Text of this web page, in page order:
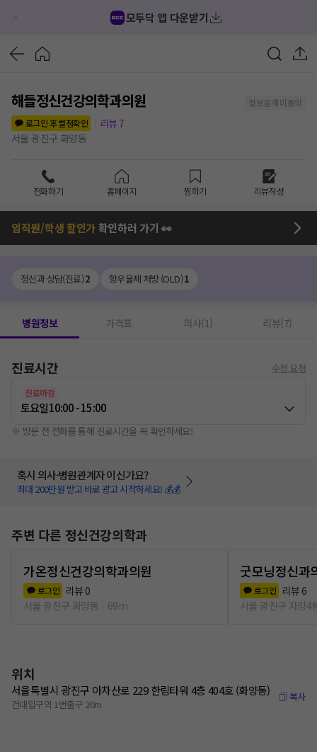
모두닥 앱 다운받기
해들정신건강의학과의원
정보공개 미동의
로그인 후 별점확인
리뷰 7
서울 광진구 화양동
전화하기 홈페이지 찜하기 리뷰작성
임직원/학생 할인가확인하러 가기 👀
정신과 상담(진료)2 항우울제 처방 (OLD)1
병원정보 가격표 의사(1) 리뷰(7)
진료시간 수정 요청
진료마감
토요일10:00 - 15:00
※ 방문 전 전화를 통해 진료시간을 꼭 확인하세요!
혹시 의사·병원관계자 이신가요?
최대 200만원 받고 바로 광고 시작하세요! 💰💰
주변 다른 정신건강의학과
가온정신건강의학과의원
로그인 리뷰 0
서울 광진구 화양동
69m
굿모닝정신과
로그인 리뷰 6
서울 광진구 자양4
위치
서울특별시 광진구 아차산로 229 한림타워 4층 404호 (화양동)
건대입구역 1번출구 20m
복사